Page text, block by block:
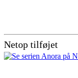
Netop tilføjet